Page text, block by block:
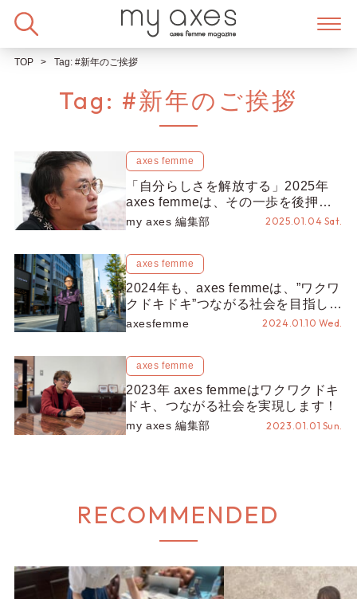
TOP Tag: #新年のご挨拶
Tag: #新年のご挨拶
axes femme
「自分らしさを解放する」2025年
axes femmeは、その一歩を後押し
できるブランドへ
my axes 編集部 2025.01.04 Sat.
axes femme
2024年も、axes femmeは、”ワクワ
クドキドキ”つながる社会を目指しま
す！
axesfemme 2024.01.10 Wed.
axes femme
2023年 axes femmeはワクワクドキ
ドキ、つながる社会を実現します！
my axes 編集部 2023.01.01 Sun.
RECOMMENDED